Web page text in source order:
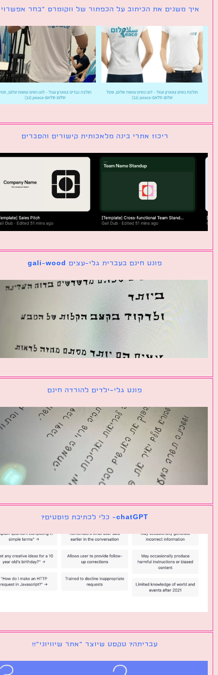
משנים את הכיתוב על הכפתור של ווקומרס ״בחר אפשרויות״
ריכוז אתרי בינה מלאכותית קישורים והסברים
פונט חינם בעברית גלי-עצים gali-wood
פונט גלי-ילדים להורדה חינם
chatGPT- כלי לכתיבת פוסטים?
עבריתה? טקסט שיוצר ״אתר שיוויוני״!!